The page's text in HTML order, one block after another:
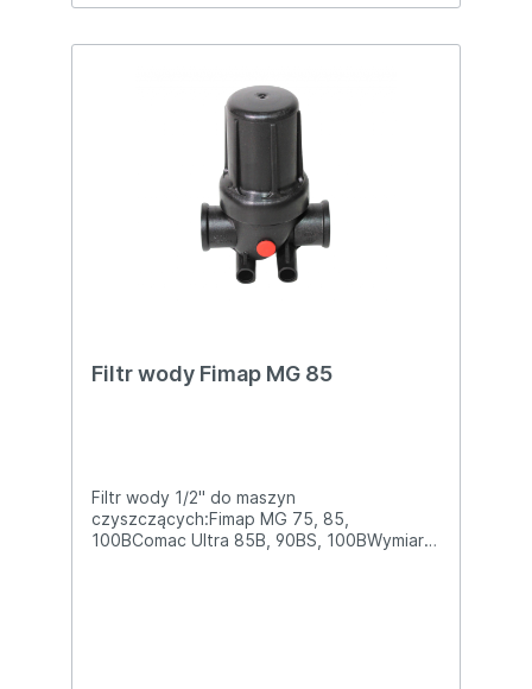
komponentów, zapewnia niezawodne i
prosimy upewnić się, że produkt jest
zgodny z Twoją maszyną. W razie pytań
zapraszamy do kontaktu z naszym doradcą
Filtr wody Fimap MG 85
Filtr wody 1/2" do maszyn
czyszczących:Fimap MG 75, 85,
100BComac Ultra 85B, 90BS, 100BWymiary